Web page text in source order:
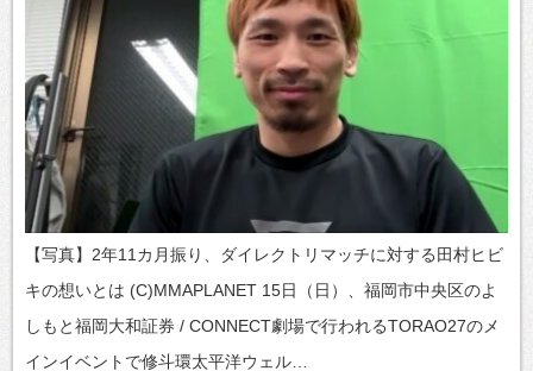
【写真】2年11カ月振り、ダイレクトリマッチに対する田村ヒビ
キの想いとは (C)MMAPLANET 15日（日）、福岡市中央区のよ
しもと福岡大和証券 / CONNECT劇場で行われるTORAO27のメ
インイベントで修斗環太平洋ウェル…